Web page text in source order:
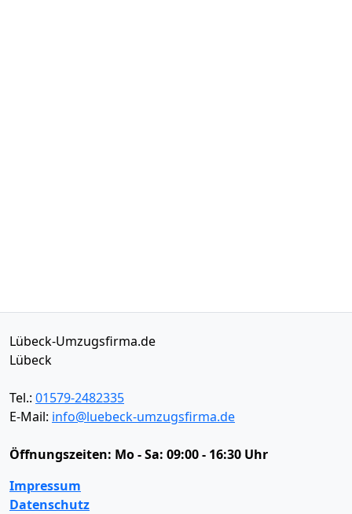
Lübeck-Umzugsfirma.de
Lübeck
Tel.: 01579-2482335
E-Mail: info@luebeck-umzugsfirma.de
Öffnungszeiten: Mo - Sa: 09:00 - 16:30 Uhr
Impressum
Datenschutz